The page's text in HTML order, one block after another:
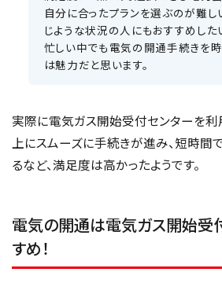
自分に合ったプランを選ぶのが難し
じような状況の人にもおすすめした
忙しい中でも電気の開通手続きを
は魅力だと思います。
実際に電気ガス開始受付センターを利
上にスムーズに手続きが進み、短時間
るなど、満足度は高かったようです。
電気の開通は電気ガス開始受
すめ！